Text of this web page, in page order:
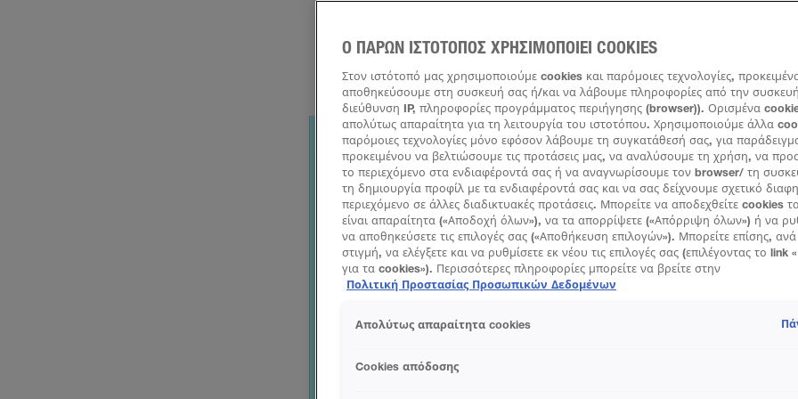
καταλάβει, υπάρχουν αρκετές παραλλαγές primer στην αγορά: Σταθερές, συμπαγείς
κυκλοφορούν σε συσκευασία compact και πιο υγρές, απαλές συνθέσεις που
σωληνάριο. Ποια είναι η καλύτερη επιλογή; Ποιο έχει τα περισσότερα
αναλύσουμε.
Ο ΠΑΡΩΝ ΙΣΤΟΤΟΠΟΣ ΧΡΗΣΙΜΟΠΟΙΕΙ COOKIES
Στον ιστότοπό μας χρησιμοποιούμε cookies και παρόμοιες τεχνολογίες,
αποθηκεύσουμε στη συσκευή σας ή/και να λάβουμε πληροφορίες από την
διεύθυνση IP, πληροφορίες προγράμματος περιήγησης (browser)). Ορισμένα
απολύτως απαραίτητα για τη λειτουργία του ιστοτόπου. Χρησιμοποιούμε άλλα
παρόμοιες τεχνολογίες μόνο εφόσον λάβουμε τη συγκατάθεσή σας, για
προκειμένου να βελτιώσουμε τις προτάσεις μας, να αναλύσουμε τη χρήση, να
το περιεχόμενο στα ενδιαφέροντά σας ή να αναγνωρίσουμε τον browser/ τη
τη δημιουργία προφίλ με τα ενδιαφέροντά σας και να σας δείχνουμε σχετικό
περιεχόμενο σε άλλες διαδικτυακές προτάσεις. Μπορείτε να αποδεχθείτε cookies
είναι απαραίτητα («Αποδοχή όλων»), να τα απορρίψετε («Απόρριψη όλων») ή να
να αποθηκεύσετε τις επιλογές σας («Αποθήκευση επιλογών»). Μπορείτε επίσης,
στιγμή, να ελέγξετε και να ρυθμίσετε εκ νέου τις επιλογές σας (επιλέγοντας το link
για τα cookies»). Περισσότερες πληροφορίες μπορείτε να βρείτε στην
Πολιτική Προστασίας Προσωπικών Δεδομένων
Απολύτως απαραίτητα cookies
Cookies απόδοσης